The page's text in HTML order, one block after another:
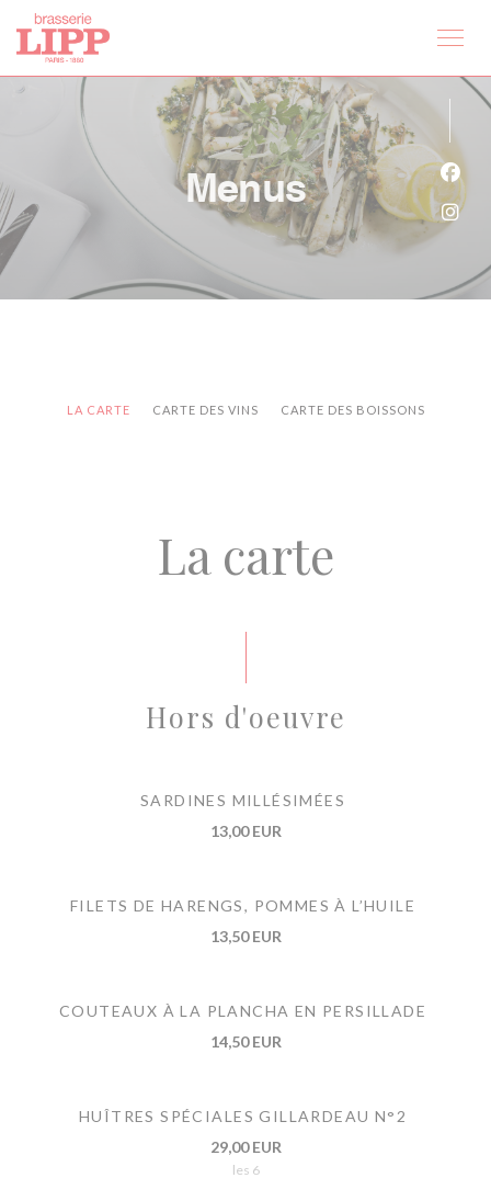
Painel de Gerenciamento de Cookies
Menus
LA CARTE CARTE DES VINS CARTE DES BOISSONS
La carte
Hors d'oeuvre
SARDINES MILLÉSIMÉES
13,00 EUR
FILETS DE HARENGS, POMMES À L’HUILE
13,50 EUR
COUTEAUX À LA PLANCHA EN PERSILLADE
14,50 EUR
HUÎTRES SPÉCIALES GILLARDEAU N°2
29,00 EUR
les 6